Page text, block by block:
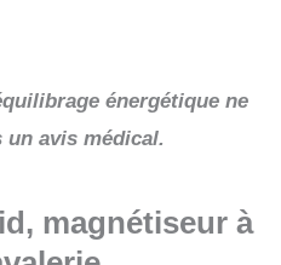
énergétique ne
un avis médical.
magnétiseur à